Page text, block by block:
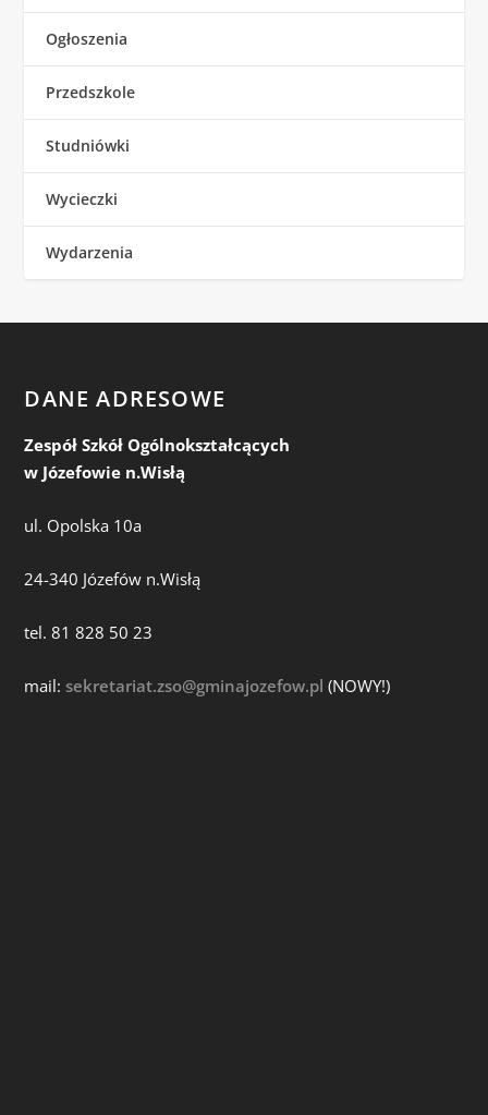
Ogłoszenia
Przedszkole
Studniówki
Wycieczki
Wydarzenia
DANE ADRESOWE
Zespół Szkół Ogólnokształcących
w Józefowie n.Wisłą
ul. Opolska 10a
24-340 Józefów n.Wisłą
tel. 81 828 50 23
mail:sekretariat.zso@gminajozefow.pl (NOWY!)